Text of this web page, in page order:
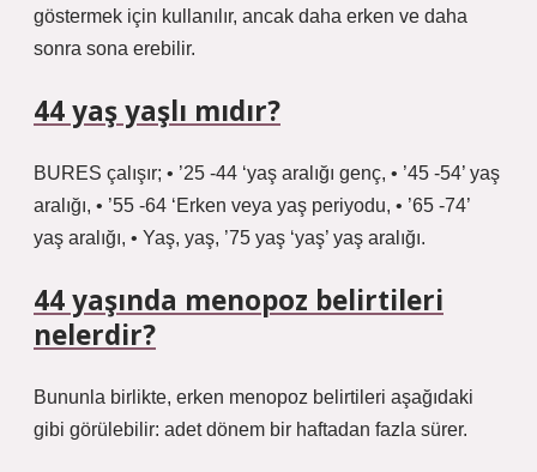
göstermek için kullanılır, ancak daha erken ve daha
sonra sona erebilir.
44 yaş yaşlı mıdır?
BURES çalışır; • ’25 -44 ‘yaş aralığı genç, • ’45 -54’ yaş
aralığı, • ’55 -64 ‘Erken veya yaş periyodu, • ’65 -74’
yaş aralığı, • Yaş, yaş, ’75 yaş ‘yaş’ yaş aralığı.
44 yaşında menopoz belirtileri
nelerdir?
Bununla birlikte, erken menopoz belirtileri aşağıdaki
gibi görülebilir: adet dönem bir haftadan fazla sürer.